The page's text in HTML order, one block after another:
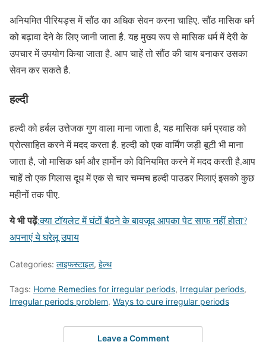
अनियमित पीरियड्स में सौंठ का अधिक सेवन करना चाहिए. सौंठ मासिक धर्म
को बढ़ावा देने के लिए जानी जाता है. यह मुख्य रूप से मासिक धर्म में देरी के
उपचार में उपयोग किया जाता है. आप चाहें तो सौंठ की चाय बनाकर उसका
सेवन कर सकते है.
हल्दी
हल्दी को हर्बल उत्तेजक गुण वाला माना जाता है, यह मासिक धर्म प्रवाह को
प्रोत्साहित करने में मदद करता है. हल्दी को एक वार्मिंग जड़ी बूटी भी माना
जाता है, जो मासिक धर्म और हार्मोन को विनियमित करने में मदद करती है.आप
चाहें तो एक गिलास दूध में एक से चार चम्मच हल्दी पाउडर मिलाएं इसको कुछ
महीनों तक पीए.
ये भी पढ़ें:क्‍या टॉयलेट में घंटों बैठने के बावजूद आपका पेट साफ नहीं होता?
अपनाएं ये घरेलू उपाय
Categories: लाइफस्टाइल, हेल्थ
Tags: Home Remedies for irregular periods, Irregular periods,
Irregular periods problem, Ways to cure irregular periods
Leave a Comment